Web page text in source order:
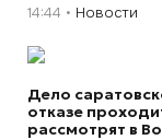
14:44 Новости
Дело
отказе
рассмотрят в